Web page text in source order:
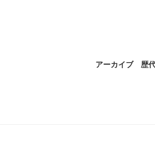
アーカイブ 歴